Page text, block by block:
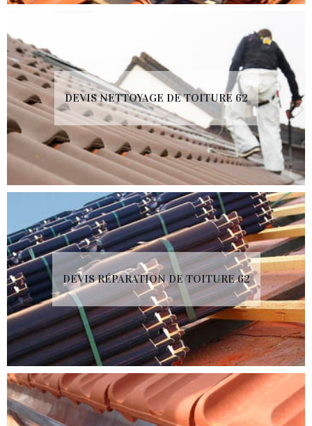
DEVIS NETTOYAGE DE TOITURE 62
DEVIS RÉPARATION DE TOITURE 62